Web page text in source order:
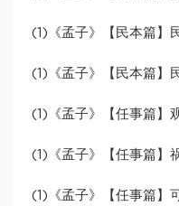
(1)《孟子》【民本篇】
(1)《孟子》【民本篇】
(1)《孟子》【任事篇】
(1)《孟子》【任事篇】
(1)《孟子》【任事篇】